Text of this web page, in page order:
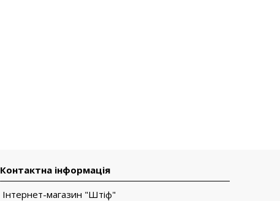
Контактна інформація
Інтернет-магазин "Штіф"